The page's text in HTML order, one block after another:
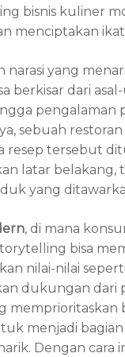
bisnis kuliner
menciptakan
yang
berkisar dari
pengalaman
sebuah
resep tersebut
latar
yang
, di mana
bisa
nilai-nilai
dukungan dari
menjadi
Dengan